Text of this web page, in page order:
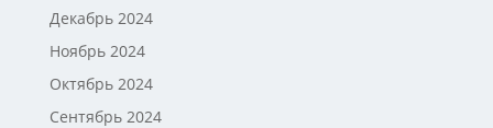
Декабрь 2024
Ноябрь 2024
Октябрь 2024
Сентябрь 2024